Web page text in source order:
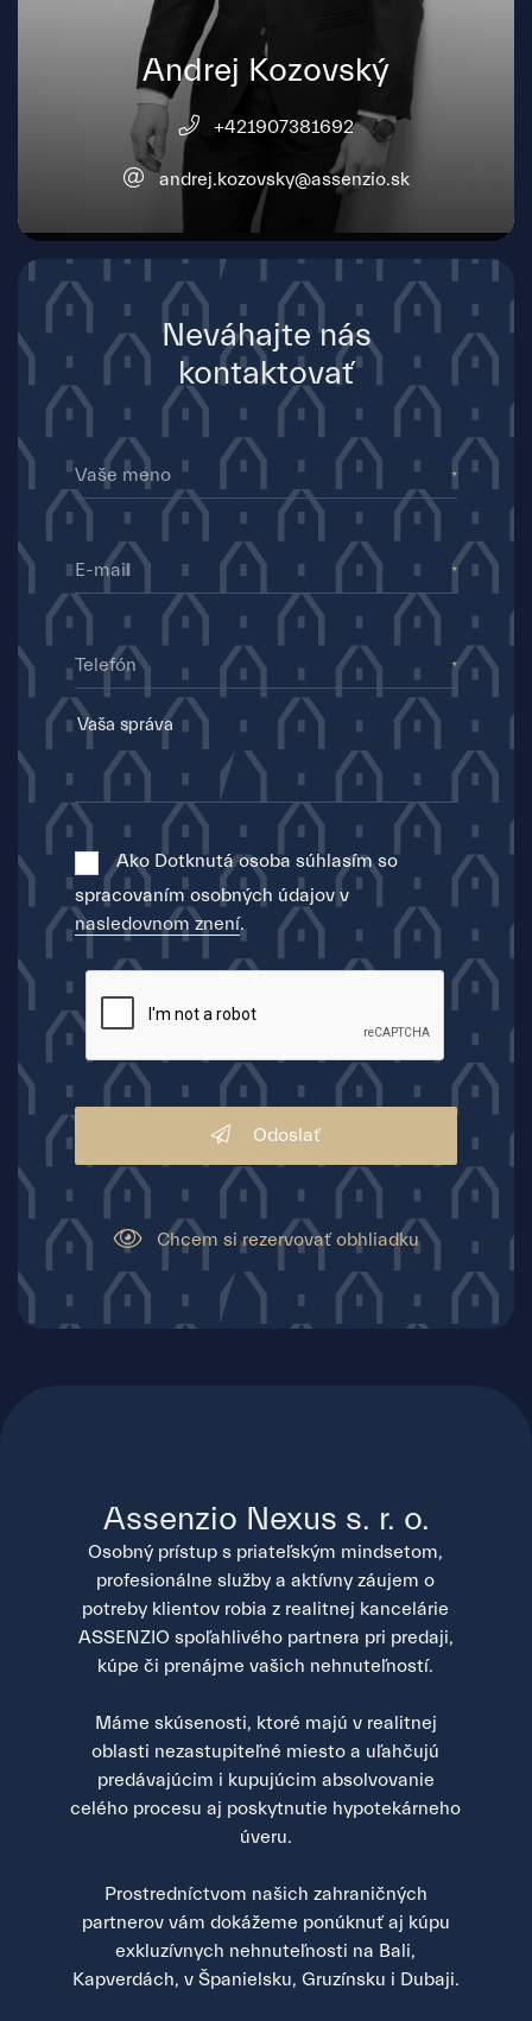
Andrej Kozovský
+421907381692
andrej.kozovsky@assenzio.sk
Neváhajte nás
kontaktovať
Vaše meno
E-mail
Telefón
Ako Dotknutá osoba súhlasím so
spracovaním osobných údajov v
nasledovnom znení.
Odoslať
Chcem si rezervovať obhliadku
Assenzio Nexus s. r. o.
Osobný prístup s priateľským mindsetom,
profesionálne služby a aktívny záujem o
potreby klientov robia z realitnej kancelárie
ASSENZIO spoľahlivého partnera pri predaji,
kúpe či prenájme vašich nehnuteľností.
Máme skúsenosti, ktoré majú v realitnej
oblasti nezastupiteľné miesto a uľahčujú
predávajúcim i kupujúcim absolvovanie
celého procesu aj poskytnutie hypotekárneho
úveru.
Prostredníctvom našich zahraničných
partnerov vám dokážeme ponúknuť aj kúpu
exkluzívnych nehnuteľnosti na Bali,
Kapverdách, v Španielsku, Gruzínsku i Dubaji.